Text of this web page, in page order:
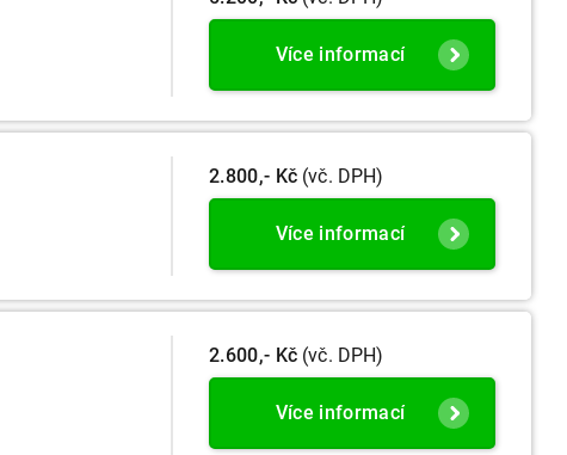
Více informací
2.800,- Kč (vč. DPH)
Více informací
2.600,- Kč (vč. DPH)
Více informací